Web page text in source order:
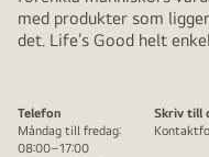
med produkter som
det. Life’s Good helt
Telefon
Måndag till fredag:
08:00–17:00
Skriv till